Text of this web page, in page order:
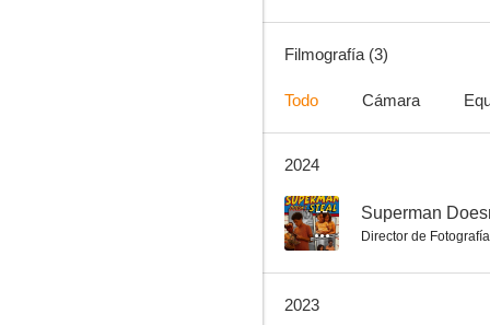
Filmografía (3)
Todo Cámara
2024
-- Superman
Director de Fotografía
2023